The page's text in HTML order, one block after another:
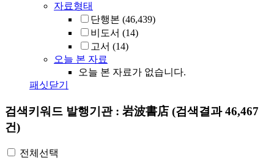
자료형태
단행본 (46,439)
비도서 (14)
고서 (14)
오늘 본 자료
오늘 본 자료가 없습니다.
패싯닫기
검색키워드 발행기관 : 岩波書店 (검색결과 46,467
건)
전체선택